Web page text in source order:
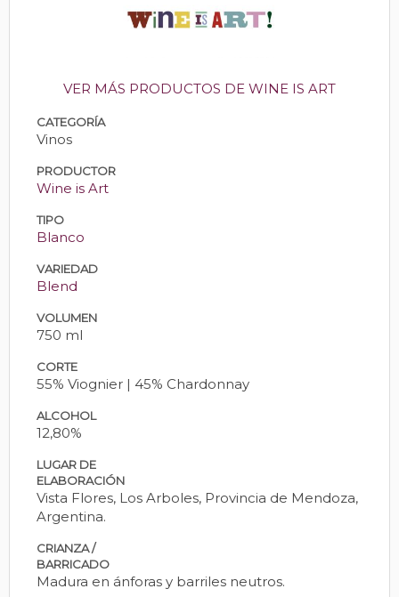
VER MÁS PRODUCTOS DE WINE IS ART
CATEGORÍA
Vinos
PRODUCTOR
Wine is Art
TIPO
Blanco
VARIEDAD
Blend
VOLUMEN
750 ml
CORTE
55% Viognier | 45% Chardonnay
ALCOHOL
12,80%
LUGAR DE
ELABORACIÓN
Vista Flores, Los Arboles, Provincia de Mendoza,
Argentina.
CRIANZA /
BARRICADO
Madura en ánforas y barriles neutros.